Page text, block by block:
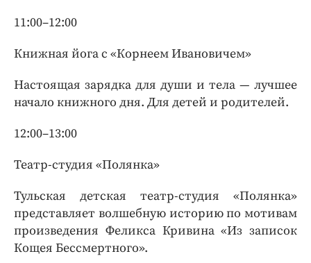
11:00–12:00
Книжная йога с «Корнеем Ивановичем»
Настоящая зарядка для души и тела — лучшее
начало книжного дня. Для детей и родителей.
12:00–13:00
Театр-студия «Полянка»
Тульская детская театр-студия «Полянка»
представляет волшебную историю по мотивам
произведения Феликса Кривина «Из записок
Кощея Бессмертного».